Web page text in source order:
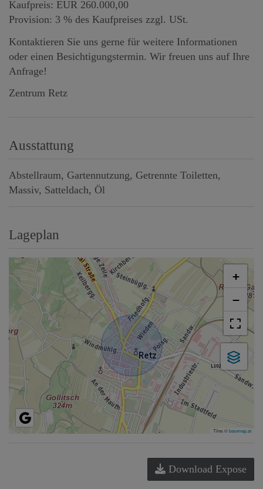
Kaufpreis: EUR 260.000,00
Provision: 3 % des Kaufpreises zzgl. USt.
Kontaktieren Sie uns gerne für weitere Informationen
oder einen Besichtigungstermin. Wir freuen uns auf Ihre
Anfrage!
Zentrum Retz
Ausstattung
Abstellraum Gartennutzung Getrennte Toiletten
Massiv Satteldach Öl
Lageplan
+
−
Tiles ©basemap.at
Download Expose